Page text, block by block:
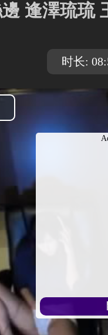
逢澤琉琉
时长: